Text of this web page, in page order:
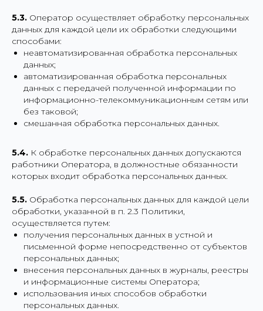
5.3. Оператор осуществляет обработку персональных
данных для каждой цели их обработки следующими
способами:
неавтоматизированная обработка персональных
данных;
автоматизированная обработка персональных
данных с передачей полученной информации по
информационно-телекоммуникационным сетям или
без таковой;
смешанная обработка персональных данных.
5.4. К обработке персональных данных допускаются
работники Оператора, в должностные обязанности
которых входит обработка персональных данных.
5.5. Обработка персональных данных для каждой цели
обработки, указанной в п. 2.3 Политики,
осуществляется путем:
получения персональных данных в устной и
письменной форме непосредственно от субъектов
персональных данных;
внесения персональных данных в журналы, реестры
и информационные системы Оператора;
использования иных способов обработки
персональных данных.